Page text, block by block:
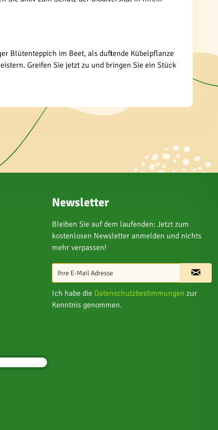
Blütenteppich im Beet, als duftende Kübelpflanze
Greifen Sie jetzt zu und bringen Sie ein Stück
Newsletter
Bleiben Sie auf dem laufenden: Jetzt zum
kostenlosen Newsletter anmelden und nichts
mehr verpassen!
Ich habe die Datenschutzbestimmungen zur
Kenntnis genommen.